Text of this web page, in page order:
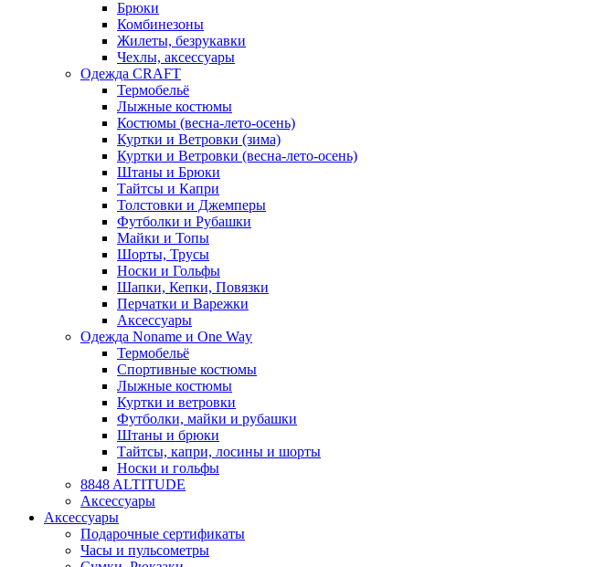
Брюки
Комбинезоны
Жилеты, безрукавки
Чехлы, аксессуары
Одежда CRAFT
Термобельё
Лыжные костюмы
Костюмы (весна-лето-осень)
Куртки и Ветровки (зима)
Куртки и Ветровки (весна-лето-осень)
Штаны и Брюки
Тайтсы и Капри
Толстовки и Джемперы
Футболки и Рубашки
Майки и Топы
Шорты, Трусы
Носки и Гольфы
Шапки, Кепки, Повязки
Перчатки и Варежки
Аксессуары
Одежда Noname и One Way
Термобельё
Спортивные костюмы
Лыжные костюмы
Куртки и ветровки
Футболки, майки и рубашки
Штаны и брюки
Тайтсы, капри, лосины и шорты
Носки и гольфы
8848 ALTITUDE
Аксессуары
Аксессуары
Подарочные сертификаты
Часы и пульсометры